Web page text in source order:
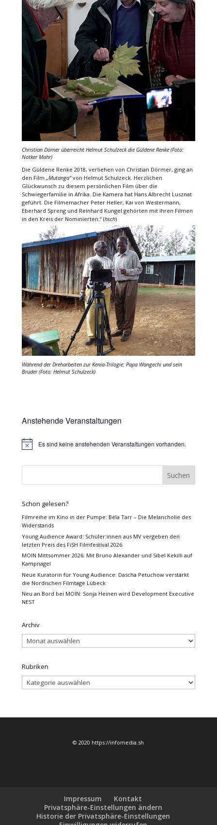
Christian Dörner überreicht Helmut Schulzeck die Güldene Renke (Foto:
Notker Mahr)
Die Güldene Renke 2018, verliehen von Christian Dörmer, ging an
den Film „Mutanga“von Helmut Schulzeck. Herzlichen
Glückwunsch zu diesem persönlichen Film über die
Schwiegerfamilie in Afrika. Die Kamera hat Hans Albrecht Lusznat
geführt. Die Filmemacher Peter Heller, Kai von Westermann,
Eberhard Spreng und Reinhard Kungel gehörten mit ihren Filmen
in den Kreis der Nominierten.“ (hsch)
Während der Dreharbeiten zur Kenia-Trilogie: Papa Wangechi und sein
Bruder (Foto: Helmut Schulzeck)
Anstehende Veranstaltungen
HinweisEs sind keine anstehenden Veranstaltungen vorhanden.
Schon gelesen?
Filmreihe im Kino in der Pumpe: Béla Tarr – Die Melancholie des
Widerstands
Young Audience Award: Schüler:innen aus MV vergeben den
letzten Preis des FiSH Filmfestival 2026
MOIN Mittsommer 2026: Mit Bruno Alexander und Sibel Kekilli auf
Kampnagel
Neue Kuratorin für Young Audience: Dascha Petuchow verstärkt
die Nordischen Filmtage Lübeck
Neu an Bord bei MOIN: Sonja Heinen wird Development Executive
NEST
Archiv
Archiv
Rubriken
Rubriken
© 2020 https://infomedia.sh
Impressum
Kontakt
Privatsphäre-Einstellungen ändern
Historie der Privatsphäre-Einstellungen